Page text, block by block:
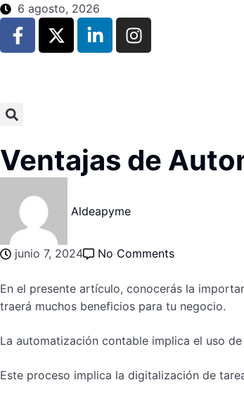
6 agosto, 2026
Ventajas de
Aldeapyme
junio 7, 2024 No Comments
En el presente artículo, conocerás la
traerá muchos beneficios para tu negocio.
La automatización contable implica el uso
Este proceso implica la digitalización de